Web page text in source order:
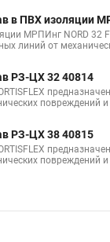
в ПВХ изоляции
МРПИнг NORD 32
линий от
РЗ-ЦХ 32 40814
повреждений и
РЗ-ЦХ 38 40815
повреждений и